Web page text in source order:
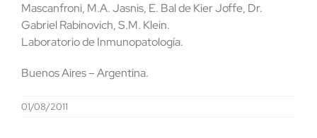
Mascanfroni, M.A. Jasnis, E. Bal de Kier Joffe, Dr.
Gabriel Rabinovich, S.M. Klein.
Laboratorio de Inmunopatología.
Buenos Aires – Argentina.
01/08/2011